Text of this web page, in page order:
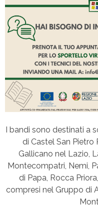
I bandi sono destinati a
di Castel San Pietro
Gallicano nel Lazio,
Montecompatri, Nemi,
di Papa, Rocca
compresi nel Gruppo di